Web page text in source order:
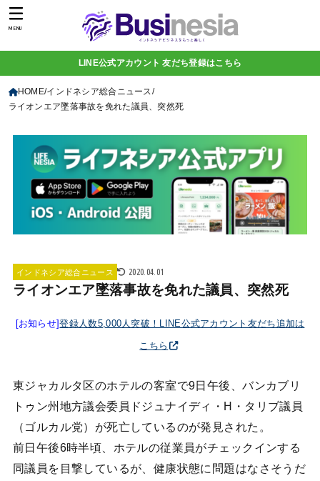
MENU
LINE公式アカウント 友だち登録はこちら
HOME インドネシア総合ニュース
ライオンエア墜落事故を免れた議員、突然死
インドネシア総合ニュース 2020.04.01
ライオンエア墜落事故を免れた議員、突然死
[お知らせ]登録人数5,000人突破！LINE公式アカウント友だち追加は
こちら
東ジャカルタ区のホテルの客室で9日午後、バンカブリ
トゥン州地方議会委員ドジュナイディ・H・タリブ議員
（ゴルカル党）が死亡しているのが発見された。
前日午後6時半頃、ホテルの従業員がチェックインする
同議員を目撃しているが、健康状態に問題はなさそうだ